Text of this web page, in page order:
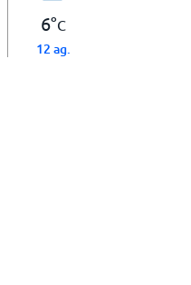
6°C
12 ag.